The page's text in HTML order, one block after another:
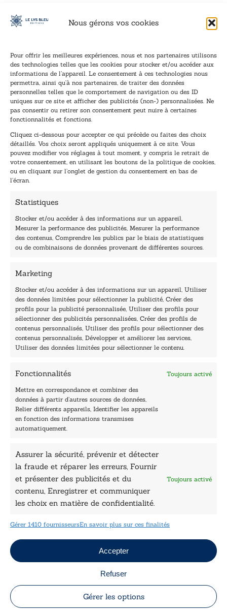
Nous gérons vos cookies
Pour offrir les meilleures expériences, nous et nos partenaires utilisons
des technologies telles que les cookies pour stocker et/ou accéder aux
informations de l’appareil. Le consentement à ces technologies nous
permettra, ainsi qu’à nos partenaires, de traiter des données
personnelles telles que le comportement de navigation ou des ID
uniques sur ce site et afficher des publicités (non-) personnalisées. Ne
pas consentir ou retirer son consentement peut nuire à certaines
fonctionnalités et fonctions.
Cliquez ci-dessous pour accepter ce qui précède ou faites des choix
détaillés. Vos choix seront appliqués uniquement à ce site. Vous
pouvez modifier vos réglages à tout moment, y compris le retrait de
votre consentement, en utilisant les boutons de la politique de cookies,
ou en cliquant sur l’onglet de gestion du consentement en bas de
l’écran.
Statistiques
Stocker et/ou accéder à des informations sur un appareil,
Mesurer la performance des publicités, Mesurer la performance
des contenus, Comprendre les publics par le biais de statistiques
ou de combinaisons de données provenant de différentes sources.
Marketing
Stocker et/ou accéder à des informations sur un appareil, Utiliser
des données limitées pour sélectionner la publicité, Créer des
profils pour la publicité personnalisée, Utiliser des profils pour
sélectionner des publicités personnalisées, Créer des profils de
contenus personnalisés, Utiliser des profils pour sélectionner des
contenus personnalisés, Développer et améliorer les services,
Utiliser des données limitées pour sélectionner le contenu.
Fonctionnalités Toujours activé
Mettre en correspondance et combiner des
données à partir d’autres sources de données,
Relier différents appareils, Identifier les appareils
en fonction des informations transmises
automatiquement.
Assurer la sécurité, prévenir et détecter
la fraude et réparer les erreurs, Fournir
et présenter des publicités et du
contenu, Enregistrer et communiquer
les choix en matière de confidentialité.
Toujours activé
Gérer 1410 fournisseursEn savoir plus sur ces finalités
Accepter
Refuser
Gérer les options
Inscription à la newsletter
Inscrivez-vous à notre newsletter et recevez nos
dernières nouvelles.
m
a
i
l
E
i
l
E
-
E
m
a
i
l
*
TENEZ-MOI AU COURANT !
40, rue du Louvre 75001 Paris
Horaires du standard
De mardi à vendredi :
9h - 12h et 13h30 - 16h30
Lundi, samedi et dimanche : fermé
Navigation
Accueil
Les Plumes du Lys Bleu
Prix sciences humaines et sociales
Nos collections
Nos auteurs
Catalogue
Sciences humaines
Pratique
Le Petit Lys
Données légales
Conditions Générales de vente
Politique de cookies
Mentions légales
Jeux concours
Copyright © 2026 Le Lys Bleu Éditions tous droits
réservés